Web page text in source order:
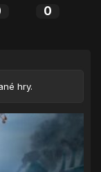
0
hry.